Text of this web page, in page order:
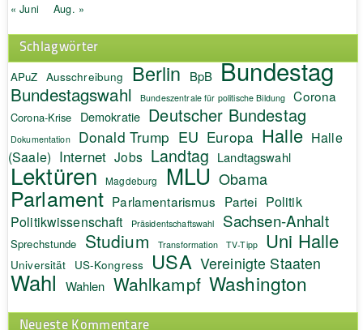
« Juni Aug. »
Schlagwörter
APuZ Ausschreibung Berlin BpB Bundestag
Bundestagswahl Bundeszentrale für politische Bildung Corona
Corona-Krise Demokratie Deutscher Bundestag
Dokumentation Donald Trump EU Europa Halle Halle
(Saale) Internet Jobs Landtag Landtagswahl
Lektüren Magdeburg MLU Obama
Parlament Parlamentarismus Partei Politik
Politikwissenschaft Präsidentschaftswahl Sachsen-Anhalt
Sprechstunde Studium Transformation TV-Tipp Uni Halle
Universität US-Kongress USA Vereinigte Staaten
Wahl Wahlen Wahlkampf Washington
Neueste Kommentare